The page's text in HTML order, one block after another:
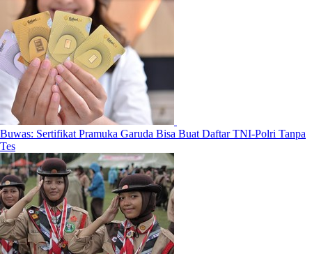
Buwas: Sertifikat Pramuka Garuda Bisa Buat Daftar TNI-Polri Tanpa
Tes